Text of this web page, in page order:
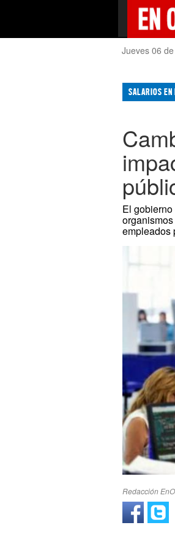
Jueves 06
SALARIOS EN
El
empleados
Redacción